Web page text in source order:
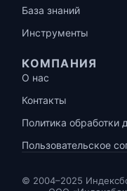
База знаний
Инструменты
КОМПАНИЯ
О нас
Контакты
Политика обработки
Пользовательское
© 2004–2025